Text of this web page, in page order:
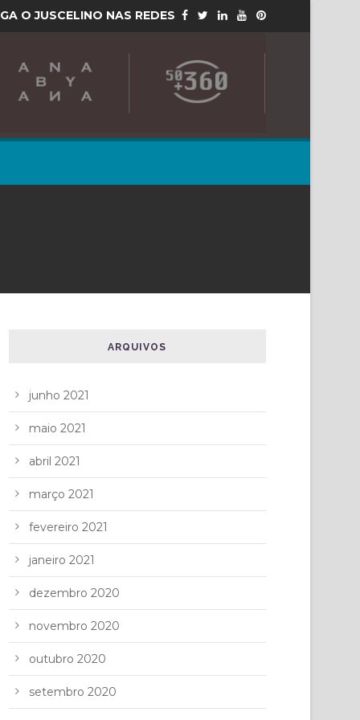
O JUSCELINO NAS REDES
ARQUIVOS
junho 2021
maio 2021
abril 2021
março 2021
fevereiro 2021
janeiro 2021
dezembro 2020
novembro 2020
outubro 2020
setembro 2020